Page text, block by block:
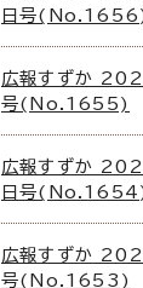
日号
広報すずか
号(No.1655)
広報すずか
日号
広報すずか
号(No.1653)